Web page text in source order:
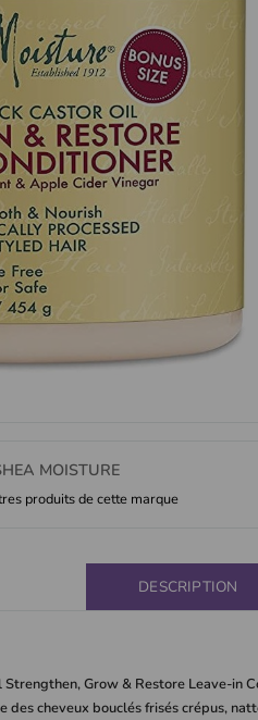
MOISTURE
produits de cette marque
DESCRIPTION
Strengthen, Grow & Restore Leave-in
des cheveux bouclés frisés crépus,